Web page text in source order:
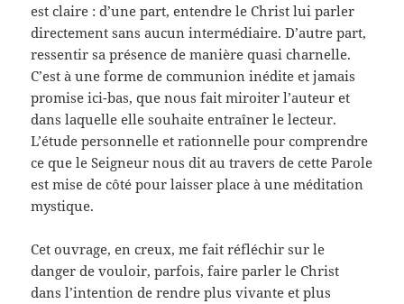
est claire : d’une part, entendre le Christ lui parler
directement sans aucun intermédiaire. D’autre part,
ressentir sa présence de manière quasi charnelle.
C’est à une forme de communion inédite et jamais
promise ici-bas, que nous fait miroiter l’auteur et
dans laquelle elle souhaite entraîner le lecteur.
L’étude personnelle et rationnelle pour comprendre
ce que le Seigneur nous dit au travers de cette Parole
est mise de côté pour laisser place à une méditation
mystique.
Cet ouvrage, en creux, me fait réfléchir sur le
danger de vouloir, parfois, faire parler le Christ
dans l’intention de rendre plus vivante et plus